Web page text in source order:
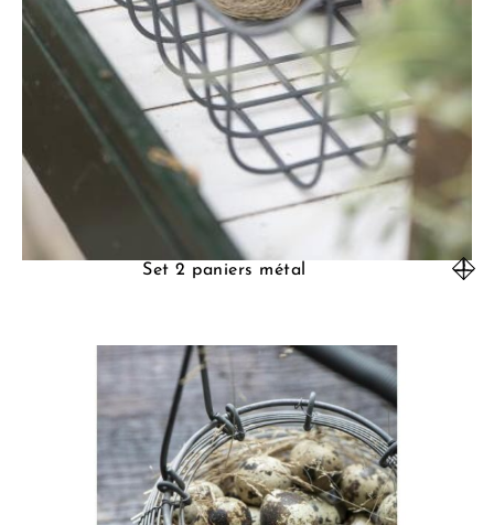
Set 2 paniers métal